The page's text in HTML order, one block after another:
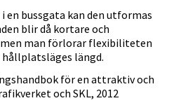
bussgata kan den utformas
blir då kortare och
man förlorar flexibiliteten
längd.
för en attraktiv och
och SKL, 2012